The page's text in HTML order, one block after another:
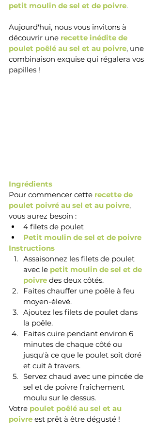
petit moulin de sel et de poivre.
Aujourd'hui, nous vous invitons à
découvrir une recette inédite de
poulet poêlé au sel et au poivre, une
combinaison exquise qui régalera vos
papilles !
Ingrédients
Pour commencer cette recette de
poulet poivré au sel et au poivre,
vous aurez besoin :
4 filets de poulet
Petit moulin de sel et de poivre
Instructions
Assaisonnez les filets de poulet
avec le petit moulin de sel et de
poivre des deux côtés.
Faites chauffer une poêle à feu
moyen-élevé.
Ajoutez les filets de poulet dans
la poêle.
Faites cuire pendant environ 6
minutes de chaque côté ou
jusqu'à ce que le poulet soit doré
et cuit à travers.
Servez chaud avec une pincée de
sel et de poivre fraîchement
moulu sur le dessus.
Votre poulet poêlé au sel et au
poivre est prêt à être dégusté !